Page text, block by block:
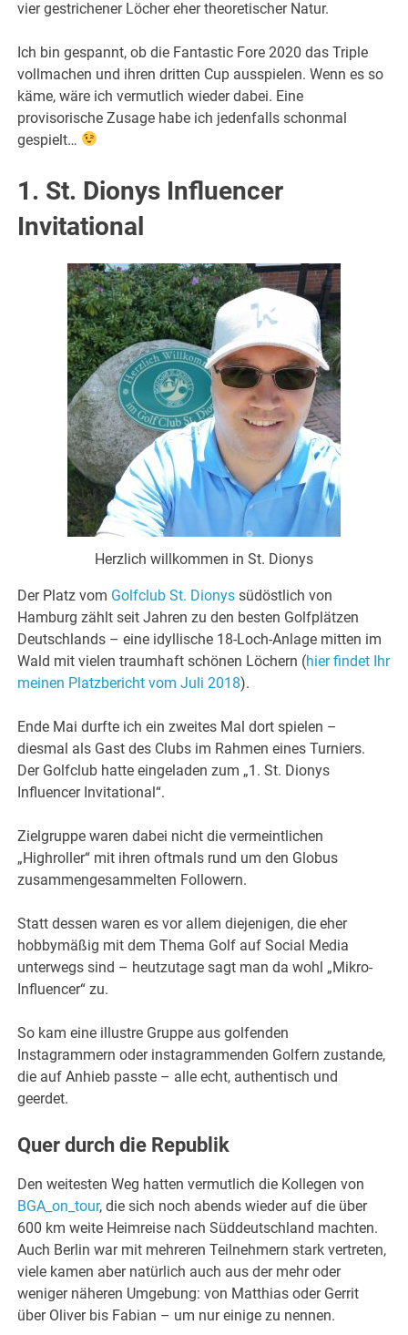
vier gestrichener Löcher eher theoretischer Natur.
Ich bin gespannt, ob die Fantastic Fore 2020 das Triple
vollmachen und ihren dritten Cup ausspielen. Wenn es so
käme, wäre ich vermutlich wieder dabei. Eine
provisorische Zusage habe ich jedenfalls schonmal
gespielt…
1. St. Dionys Influencer
Invitational
Herzlich willkommen in St. Dionys
Der Platz vom Golfclub St. Dionys südöstlich von
Hamburg zählt seit Jahren zu den besten Golfplätzen
Deutschlands – eine idyllische 18-Loch-Anlage mitten im
Wald mit vielen traumhaft schönen Löchern (hier findet Ihr
meinen Platzbericht vom Juli 2018).
Ende Mai durfte ich ein zweites Mal dort spielen –
diesmal als Gast des Clubs im Rahmen eines Turniers.
Der Golfclub hatte eingeladen zum „1. St. Dionys
Influencer Invitational“.
Zielgruppe waren dabei nicht die vermeintlichen
„Highroller“ mit ihren oftmals rund um den Globus
zusammengesammelten Followern.
Statt dessen waren es vor allem diejenigen, die eher
hobbymäßig mit dem Thema Golf auf Social Media
unterwegs sind – heutzutage sagt man da wohl „Mikro-
Influencer“ zu.
So kam eine illustre Gruppe aus golfenden
Instagrammern oder instagrammenden Golfern zustande,
die auf Anhieb passte – alle echt, authentisch und
geerdet.
Quer durch die Republik
Den weitesten Weg hatten vermutlich die Kollegen von
BGA_on_tour, die sich noch abends wieder auf die über
600 km weite Heimreise nach Süddeutschland machten.
Auch Berlin war mit mehreren Teilnehmern stark vertreten,
viele kamen aber natürlich auch aus der mehr oder
weniger näheren Umgebung: von Matthias oder Gerrit
über Oliver bis Fabian – um nur einige zu nennen.